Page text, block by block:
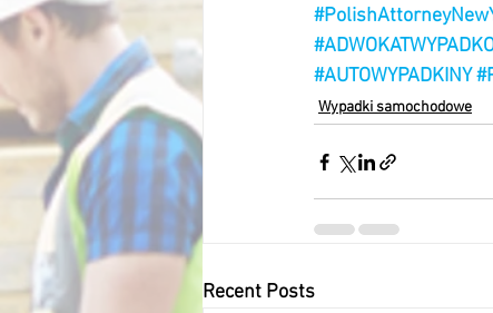
#AUTOWYPADKINY
Wypadki samochodowe
Recent Posts